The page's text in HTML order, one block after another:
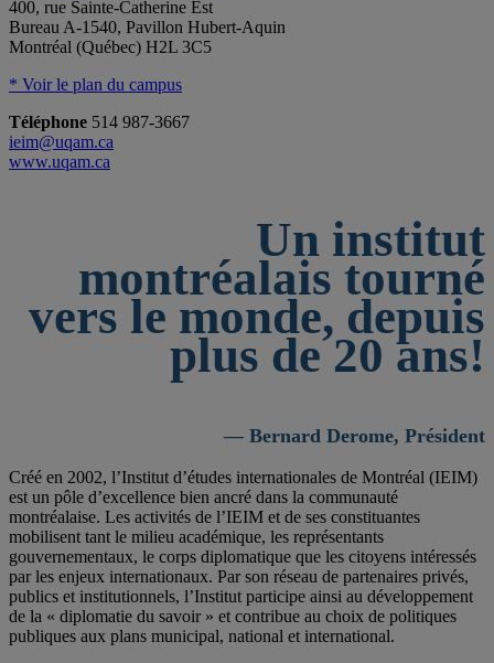
400, rue Sainte-Catherine Est
Bureau A-1540, Pavillon Hubert-Aquin
Montréal (Québec) H2L 3C5
* Voir le plan du campus
Téléphone 514 987-3667
ieim@uqam.ca
www.uqam.ca
Un institut
montréalais tourné
vers le monde, depuis
plus de 20 ans!
— Bernard Derome, Président
Créé en 2002, l’Institut d’études internationales de Montréal (IEIM)
est un pôle d’excellence bien ancré dans la communauté
montréalaise. Les activités de l’IEIM et de ses constituantes
mobilisent tant le milieu académique, les représentants
gouvernementaux, le corps diplomatique que les citoyens intéressés
par les enjeux internationaux. Par son réseau de partenaires privés,
publics et institutionnels, l’Institut participe ainsi au développement
de la « diplomatie du savoir » et contribue au choix de politiques
publiques aux plans municipal, national et international.